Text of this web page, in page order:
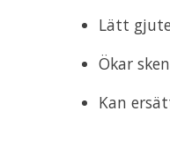
Lätt
Ökar
Kan